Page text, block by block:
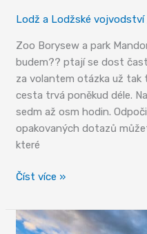
Lodž a Lodžské vojvodství
Zoo Borysew a park
budem?? ptají se dost
za volantem otázka už
cesta trvá poněkud déle.
sedm až osm hodin.
opakovaných dotazů
které
Místa,
se
děti
Číst více »